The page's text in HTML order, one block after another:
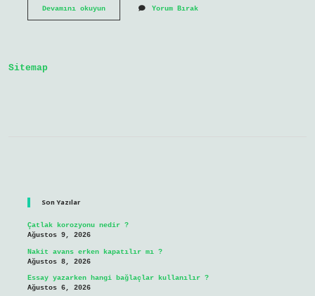
Devamını okuyunMeltem
Yorum Bırak
Sitemap
Son Yazılar
Çatlak korozyonu nedir ?
Ağustos 9, 2026
Nakit avans erken kapatılır mı ?
Ağustos 8, 2026
Essay yazarken hangi bağlaçlar kullanılır ?
Ağustos 6, 2026